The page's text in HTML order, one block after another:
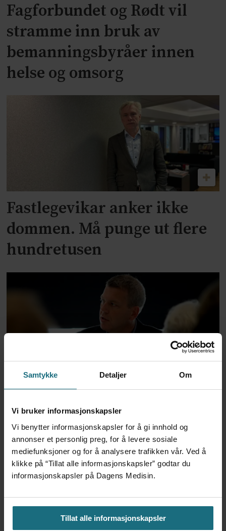
Samtykke Detaljer Om
Vi bruker informasjonskapsler
Vi benytter informasjonskapsler for å gi innhold og
annonser et personlig preg, for å levere sosiale
mediefunksjoner og for å analysere trafikken vår. Ved å
klikke på “Tillat alle informasjonskapsler” godtar du
informasjonskapsler på Dagens Medisin.
Tillat alle informasjonskapsler
Fagforbundet og Rødt vil
stramme inn bruk av
bemanningsbyråer innen
helse og omsorg
Fastlegevikar anker ikke
dommen. Må punge ut flere
hundretusen
NSF har sendt varsel om
konkurs for vikarbyrå